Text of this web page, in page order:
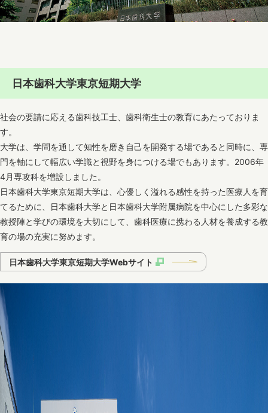
日本歯科大学東京短期大学
社会の要請に応える歯科技工士、歯科衛生士の教育にあたっておりま
す。
大学は、学問を通して知性を磨き自己を開発する場であると同時に、専
門を軸にして幅広い学識と視野を身につける場でもあります。2006年
4月専攻科を増設しました。
日本歯科大学東京短期大学は、心優しく溢れる感性を持った医療人を育
てるために、日本歯科大学と日本歯科大学附属病院を中心にした多彩な
教授陣と学びの環境を大切にして、歯科医療に携わる人材を養成する教
育の場の充実に努めます。
日本歯科大学東京短期大学Webサイト